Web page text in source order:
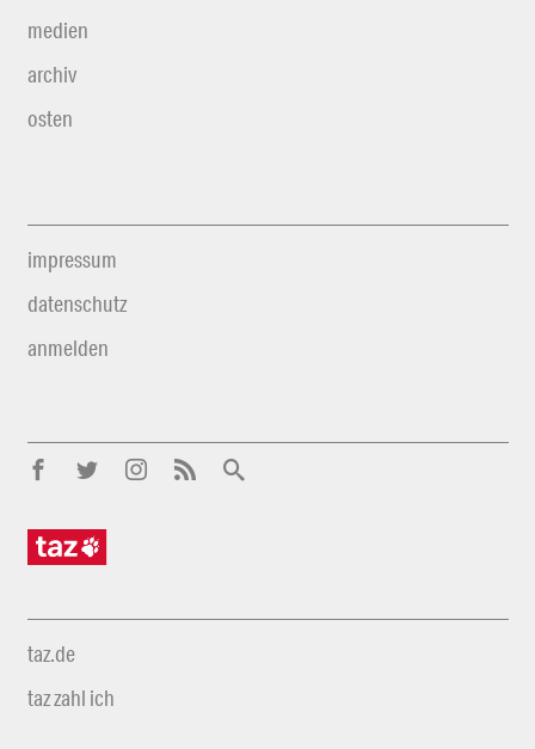
medien
archiv
osten
impressum
datenschutz
anmelden
taz.de
taz zahl ich